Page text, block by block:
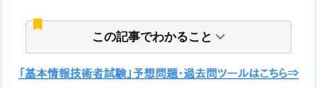
この記事でわかること